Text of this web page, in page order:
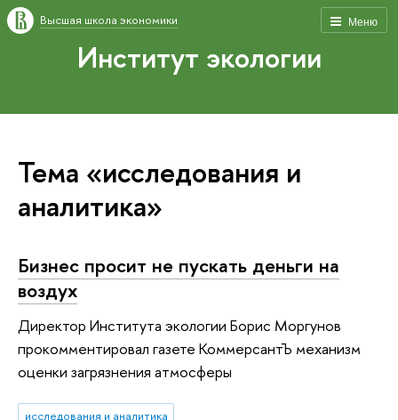
Меню
Высшая школа экономики
Институт экологии
Тема «исследования и
аналитика»
Бизнес просит не пускать деньги на
воздух
Директор Института экологии Борис Моргунов
прокомментировал газете КоммерсантЪ механизм
оценки загрязнения атмосферы
исследования и аналитика